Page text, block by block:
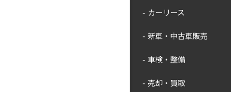
カーリース
新車・中古車販売
車検・整備
売却・買取